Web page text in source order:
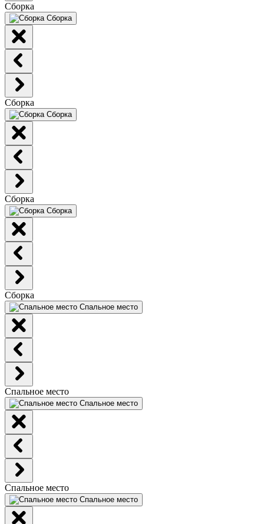
Сборка
Сборка
Сборка
Сборка
Сборка
Сборка
Сборка
Спальное место
Спальное место
Спальное место
Спальное место
Спальное место